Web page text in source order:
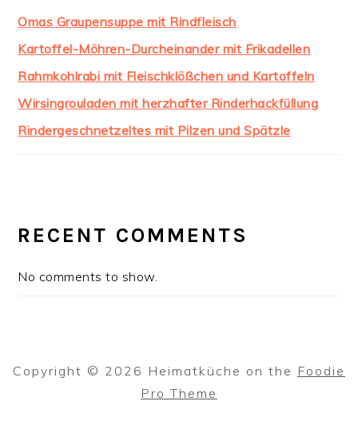
Omas Graupensuppe mit Rindfleisch
Kartoffel-Möhren-Durcheinander mit Frikadellen
Rahmkohlrabi mit Fleischklößchen und Kartoffeln
Wirsingrouladen mit herzhafter Rinderhackfüllung
Rindergeschnetzeltes mit Pilzen und Spätzle
RECENT COMMENTS
No comments to show.
Copyright © 2026 Heimatküche on the Foodie
Pro Theme